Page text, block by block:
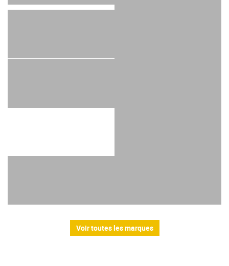
Voir toutes les marques